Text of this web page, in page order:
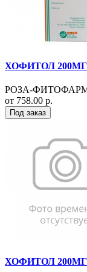
ХОФИТОЛ
РОЗА-
от 758.00 р.
Под заказ
ХОФИТОЛ